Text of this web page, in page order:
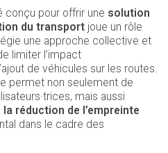
conçu pour offrir une solution
du transport joue un rôle
une approche collective et
limiter l’impact
de véhicules sur les routes.
permet non seulement de
mais aussi
réduction de l’empreinte
dans le cadre des